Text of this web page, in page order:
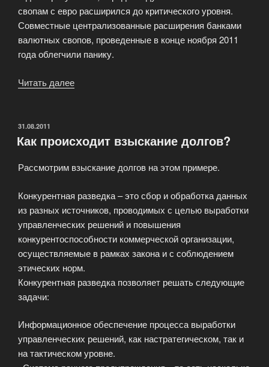
свопам с евро расширился до критического уровня.
Совместные централизованные расширения банками
валютных свопов, проведенные в конце ноября 2011
года облегчили панику.
Читать далее
сильным»
ОПУБЛИКОВАНО
31.08.2011
Как происходит взыскание долгов?
Рассмотрим взыскание долгов на этом примере.
Конкурентная разведка – это сбор и обработка данных
из разных источников, проводимых с целью выработки
управленческих решений и повышения
конкурентоспособности коммерческой организации,
осуществляемые в рамках закона и с соблюдением
этических норм.
Конкурентная разведка позволяет решать следующие
задачи:
Информационное обеспечение процесса выработки
управленческих решений, как настратегическом, так и
на тактическом уровне.